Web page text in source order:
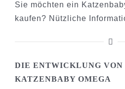
Sie möchten ein
kaufen? Nützliche
DIE ENTWICKLUNG VON
KATZENBABY OMEGA